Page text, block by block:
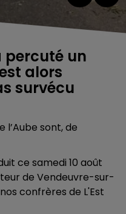
percuté un
alors
survécu
l’Aube sont, de
ce samedi 10 août
de Vendeuvre-sur-
confrères de L'Est